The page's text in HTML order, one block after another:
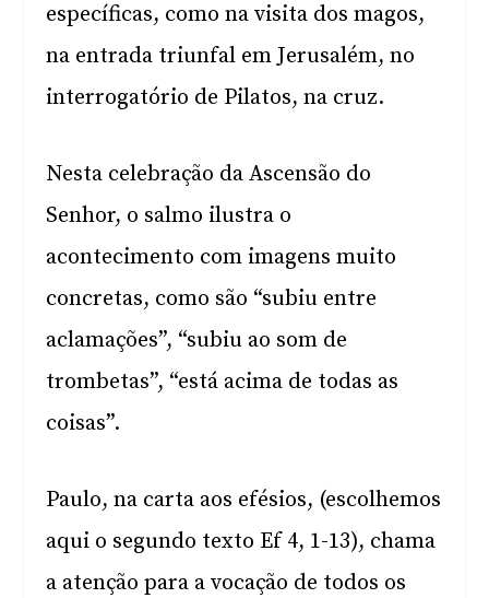
específicas, como na visita dos magos,
na entrada triunfal em Jerusalém, no
interrogatório de Pilatos, na cruz.
Nesta celebração da Ascensão do
Senhor, o salmo ilustra o
acontecimento com imagens muito
concretas, como são “subiu entre
aclamações”, “subiu ao som de
trombetas”, “está acima de todas as
coisas”.
Paulo, na carta aos efésios, (escolhemos
aqui o segundo texto Ef 4, 1-13), chama
a atenção para a vocação de todos os